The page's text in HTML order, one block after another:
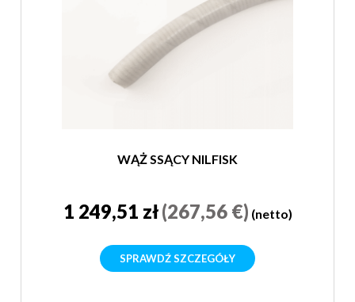
WĄŻ SSĄCY NILFISK
1 249,51 zł(267,56 €) (netto)
SPRAWDŹ SZCZEGÓŁY